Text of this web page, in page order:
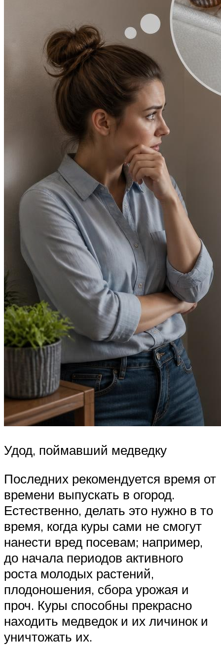
Удод, поймавший медведку
Последних рекомендуется время от
времени выпускать в огород.
Естественно, делать это нужно в то
время, когда куры сами не смогут
нанести вред посевам; например,
до начала периодов активного
роста молодых растений,
плодоношения, сбора урожая и
проч. Куры способны прекрасно
находить медведок и их личинок и
уничтожать их.